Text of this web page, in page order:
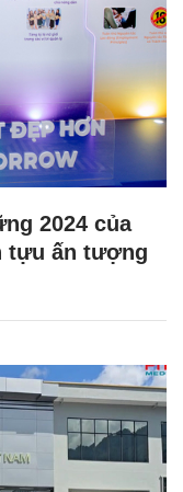
2024 của
tựu ấn tượng